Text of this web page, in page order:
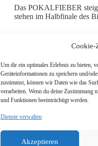
Cookie-
Um dir ein optimales Erlebnis zu bieten,
Geräteinformationen zu speichern und/
zustimmst, können wir Daten wie das
verarbeiten. Wenn du deine Zustimmung
und Funktionen beeinträchtigt werden.
Dienste verwalten
Akzeptieren
Das POKALFIEBER
stehen im Halbfinale des